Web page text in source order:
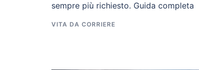
sempre più richiesto. Guida completa
VITA DA CORRIERE